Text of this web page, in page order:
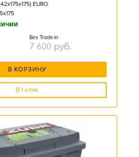
EURO
Без Trade-in
7 600 руб.
В КОРЗИНУ
В 1 клик